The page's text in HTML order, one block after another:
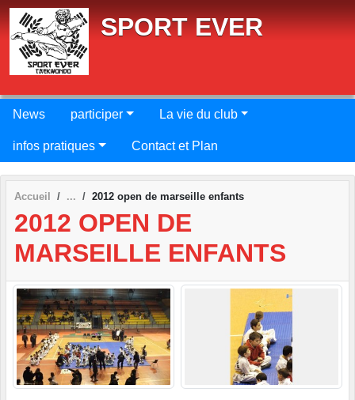
SPORT EVER
News participer La vie du club
infos pratiques Contact et Plan
Accueil 2012 open de marseille enfants
2012 OPEN DE
MARSEILLE ENFANTS
Panneau de gestion des cookies